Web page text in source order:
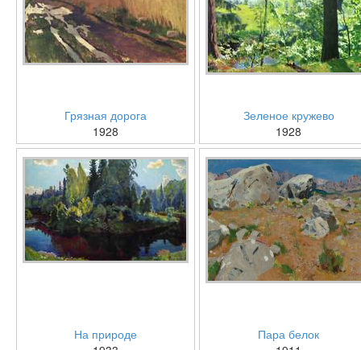
Грязная дорога
1928
Зеленое кружево
1928
На природе
Пара белок